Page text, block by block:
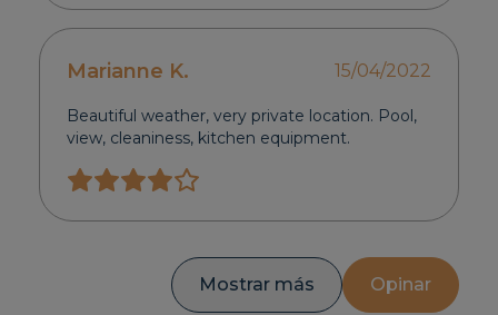
Marianne K. 15/04/2022
Beautiful weather, very private location. Pool,
view, cleaniness, kitchen equipment.
Mostrar más Opinar